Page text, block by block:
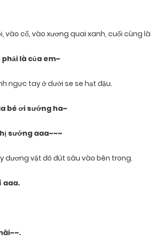
vào cổ, vào xương quai xanh, cuối cùng
là của em~
ngực tay ở dưới se se hạt đậu.
bé ơi sướng ha~
sướng aaa~~~
dương vật đó đút sâu vào bên trong.
aaa.